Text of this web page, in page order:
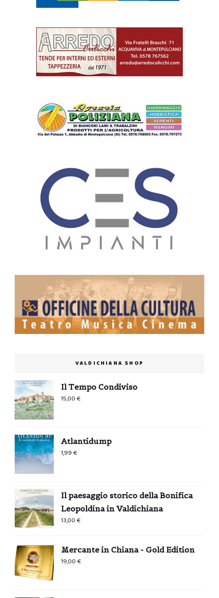
VALDICHIANA SHOP
Il Tempo Condiviso
15,00€
Atlantidump
1,99€
Il paesaggio storico della Bonifica
Leopoldina in Valdichiana
13,00€
Mercante in Chiana - Gold Edition
19,00€